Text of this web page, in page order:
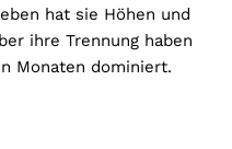
hat sie Höhen und
ihre Trennung haben
Monaten dominiert.